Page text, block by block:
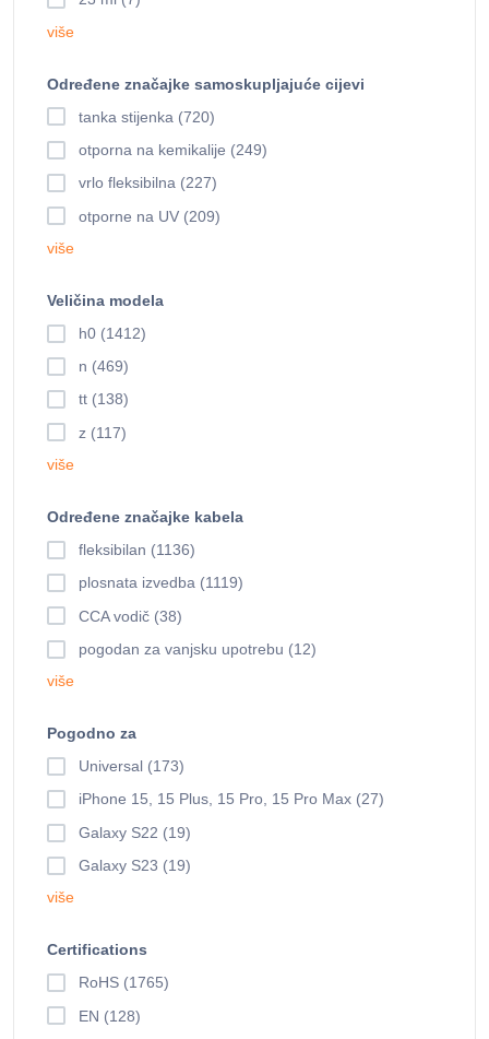
više
Određene značajke samoskupljajuće cijevi
tanka stijenka (720)
otporna na kemikalije (249)
vrlo fleksibilna (227)
otporne na UV (209)
više
Veličina modela
h0 (1412)
n (469)
tt (138)
z (117)
više
Određene značajke kabela
fleksibilan (1136)
plosnata izvedba (1119)
CCA vodič (38)
pogodan za vanjsku upotrebu (12)
više
Pogodno za
Universal (173)
iPhone 15, 15 Plus, 15 Pro, 15 Pro Max (27)
Galaxy S22 (19)
Galaxy S23 (19)
više
Certifications
RoHS (1765)
EN (128)